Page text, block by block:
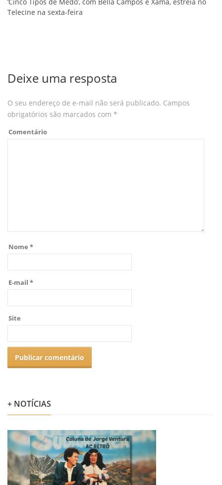
Telecine na sexta-feira
Deixe uma resposta
O seu endereço de e-mail não será publicado. Campos
obrigatórios são marcados com *
Comentário
Nome *
E-mail *
Site
+ NOTÍCIAS